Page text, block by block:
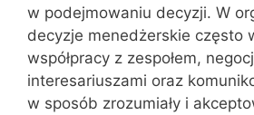
w podejmowaniu decyzji. W
decyzje menedżerskie często
współpracy z zespołem,
interesariuszami oraz
w sposób zrozumiały i